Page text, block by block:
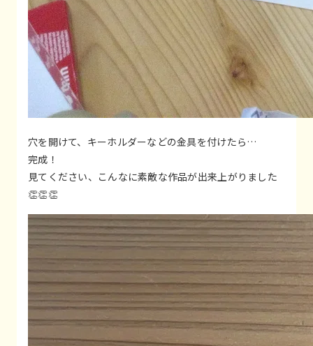
穴を開けて、キーホルダーなどの金具を付けたら…
完成！
見てください、こんなに素敵な作品が出来上がりました
👏👏👏